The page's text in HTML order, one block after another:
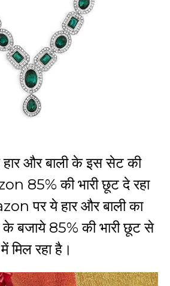
और बाली के इस सेट की
85% की भारी छूट दे रहा
पर ये हार और बाली का
बजाये 85% की भारी छूट से
रहा है।